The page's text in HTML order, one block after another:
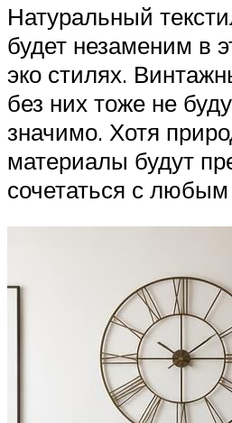
Натуральный
будет незаменим в
эко стилях.
без них тоже не
значимо. Хотя
материалы будут
сочетаться с